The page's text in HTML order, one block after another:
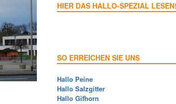
HIER DAS HALLO-SPEZIAL
SO ERREICHEN SIE UNS
Hallo Peine
Hallo Salzgitter
Hallo Gifhorn